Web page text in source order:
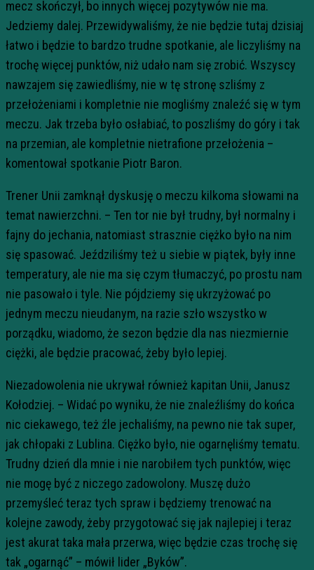
mecz skończył, bo innych więcej pozytywów nie ma.
Jedziemy dalej. Przewidywaliśmy, że nie będzie tutaj dzisiaj
łatwo i będzie to bardzo trudne spotkanie, ale liczyliśmy na
trochę więcej punktów, niż udało nam się zrobić. Wszyscy
nawzajem się zawiedliśmy, nie w tę stronę szliśmy z
przełożeniami i kompletnie nie mogliśmy znaleźć się w tym
meczu. Jak trzeba było osłabiać, to poszliśmy do góry i tak
na przemian, ale kompletnie nietrafione przełożenia –
komentował spotkanie Piotr Baron.
Trener Unii zamknął dyskusję o meczu kilkoma słowami na
temat nawierzchni. – Ten tor nie był trudny, był normalny i
fajny do jechania, natomiast strasznie ciężko było na nim
się spasować. Jeździliśmy też u siebie w piątek, były inne
temperatury, ale nie ma się czym tłumaczyć, po prostu nam
nie pasowało i tyle. Nie pójdziemy się ukrzyżować po
jednym meczu nieudanym, na razie szło wszystko w
porządku, wiadomo, że sezon będzie dla nas niezmiernie
ciężki, ale będzie pracować, żeby było lepiej.
Niezadowolenia nie ukrywał również kapitan Unii, Janusz
Kołodziej. – Widać po wyniku, że nie znaleźliśmy do końca
nic ciekawego, też źle jechaliśmy, na pewno nie tak super,
jak chłopaki z Lublina. Ciężko było, nie ogarnęliśmy tematu.
Trudny dzień dla mnie i nie narobiłem tych punktów, więc
nie mogę być z niczego zadowolony. Muszę dużo
przemyśleć teraz tych spraw i będziemy trenować na
kolejne zawody, żeby przygotować się jak najlepiej i teraz
jest akurat taka mała przerwa, więc będzie czas trochę się
tak „ogarnąć” – mówił lider „Byków”.